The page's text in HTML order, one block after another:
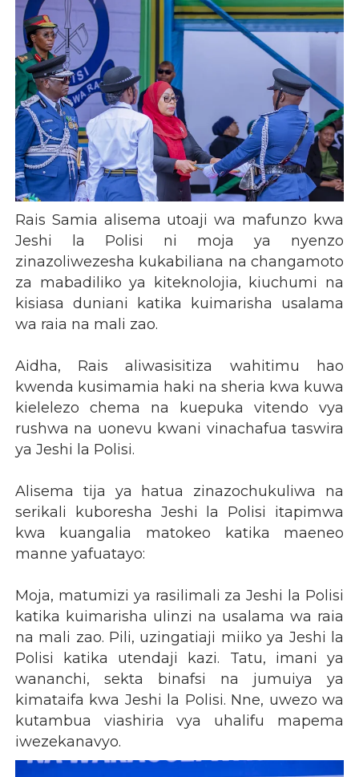
Rais Samia alisema utoaji wa mafunzo kwa
Jeshi la Polisi ni moja ya nyenzo
zinazoliwezesha kukabiliana na changamoto
za mabadiliko ya kiteknolojia, kiuchumi na
kisiasa duniani katika kuimarisha usalama
wa raia na mali zao.
Aidha, Rais aliwasisitiza wahitimu hao
kwenda kusimamia haki na sheria kwa kuwa
kielelezo chema na kuepuka vitendo vya
rushwa na uonevu kwani vinachafua taswira
ya Jeshi la Polisi.
Alisema tija ya hatua zinazochukuliwa na
serikali kuboresha Jeshi la Polisi itapimwa
kwa kuangalia matokeo katika maeneo
manne yafuatayo:
Moja, matumizi ya rasilimali za Jeshi la Polisi
katika kuimarisha ulinzi na usalama wa raia
na mali zao. Pili, uzingatiaji miiko ya Jeshi la
Polisi katika utendaji kazi. Tatu, imani ya
wananchi, sekta binafsi na jumuiya ya
kimataifa kwa Jeshi la Polisi. Nne, uwezo wa
kutambua viashiria vya uhalifu mapema
iwezekanavyo.